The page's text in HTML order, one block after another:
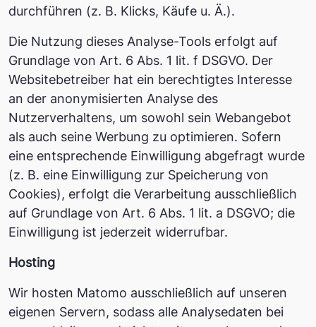
durchführen (z. B. Klicks, Käufe u. Ä.).
Die Nutzung dieses Analyse-Tools erfolgt auf
Grundlage von Art. 6 Abs. 1 lit. f DSGVO. Der
Websitebetreiber hat ein berechtigtes Interesse
an der anonymisierten Analyse des
Nutzerverhaltens, um sowohl sein Webangebot
als auch seine Werbung zu optimieren. Sofern
eine entsprechende Einwilligung abgefragt wurde
(z. B. eine Einwilligung zur Speicherung von
Cookies), erfolgt die Verarbeitung ausschließlich
auf Grundlage von Art. 6 Abs. 1 lit. a DSGVO; die
Einwilligung ist jederzeit widerrufbar.
Hosting
Wir hosten Matomo ausschließlich auf unseren
eigenen Servern, sodass alle Analysedaten bei